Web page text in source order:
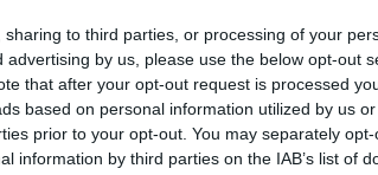
to third parties, or processing of your
by us, please use the below opt-out
that after your opt-out request is processed
based on personal information utilized by us
prior to your opt-out. You may separately
information by third parties on the IAB’s list of